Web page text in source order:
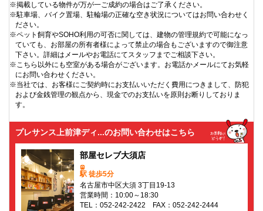
※掲載している物件が万が一ご成約の場合はご了承ください。
※駐車場、バイク置場、駐輪場の正確な空き状況についてはお問い合わせく
ださい。
※ペット飼育やSOHO利用の可否に関しては、建物の管理規約で可能になっ
ていても、お部屋の所有者様によって禁止の場合もございますので御注意
下さい。詳細はメールやお電話にてスタッフまでご相談下さい。
※こちら以外にも空室がある場合がございます。お電話かメールにてお気軽
にお問い合わせください。
※当社では、お客様にご契約時にお支払いいただく費用につきまして、防犯
および金銭管理の観点から、現金でのお支払いを原則お断りしておりま
す。
プレサンス上前津ディ...のお問い合わせはこちら
部屋セレブ大須店
駅 徒歩5分
名古屋市中区大須 3丁目19-13
営業時間：10:00～18:30
TEL：052-242-2422 FAX：052-242-2444